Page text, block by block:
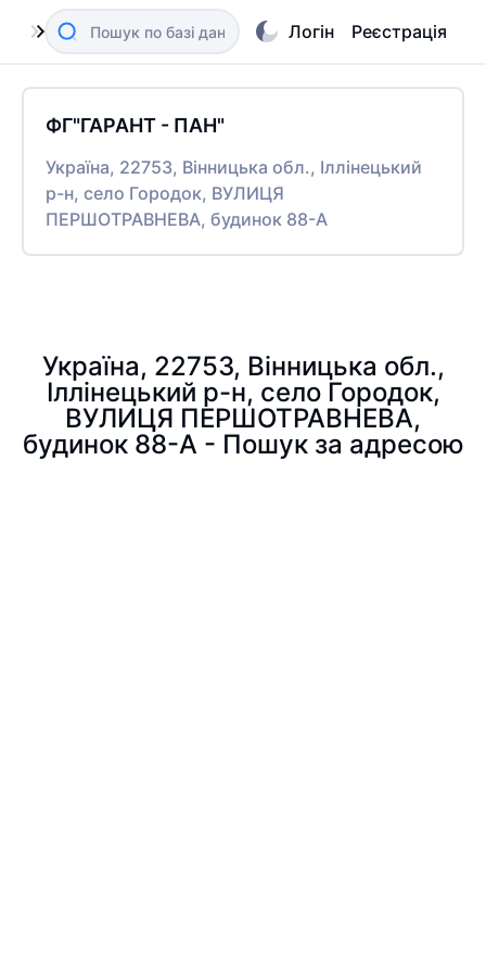
Логін Реєстрація
ФГ"ГАРАНТ - ПАН"
Україна, 22753, Вінницька обл., Іллінецький
р-н, село Городок, ВУЛИЦЯ
ПЕРШОТРАВНЕВА, будинок 88-А
Україна, 22753, Вінницька обл.,
Іллінецький р-н, село Городок,
ВУЛИЦЯ ПЕРШОТРАВНЕВА,
будинок 88-А - Пошук за адресою